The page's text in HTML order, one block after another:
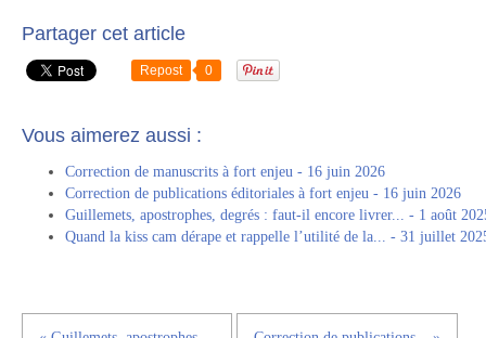
Partager cet article
Repost 0
Vous aimerez aussi :
Correction de manuscrits à fort enjeu - 16 juin 2026
Correction de publications éditoriales à fort enjeu - 16 juin 2026
Guillemets, apostrophes, degrés : faut-il encore livrer... - 1 août
Quand la kiss cam dérape et rappelle l’utilité de la... - 31 juillet